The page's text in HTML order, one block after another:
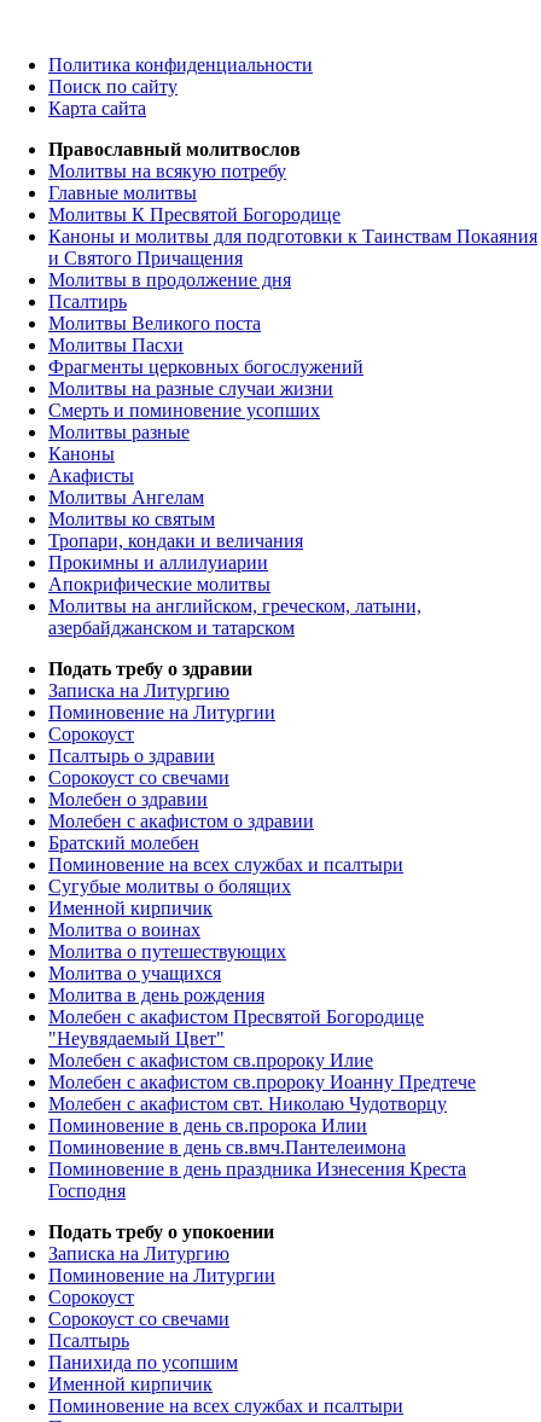
Политика конфиденциальности
Поиск по сайту
Карта сайта
Православный молитвослов
Молитвы на всякую потребу
Главные молитвы
Молитвы К Пресвятой Богородице
Каноны и молитвы для подготовки к Таинствам Покаяния
и Святого Причащения
Молитвы в продолжение дня
Псалтирь
Молитвы Великого поста
Молитвы Пасхи
Фрагменты церковных богослужений
Молитвы на разные случаи жизни
Смерть и поминовение усопших
Молитвы разные
Каноны
Акафисты
Молитвы Ангелам
Молитвы ко святым
Тропари, кондаки и величания
Прокимны и аллилуиарии
Апокрифические молитвы
Молитвы на английском, греческом, латыни,
азербайджанском и татарском
Подать требу о здравии
Записка на Литургию
Поминовение на Литургии
Сорокоуст
Псалтырь о здравии
Сорокоуст со свечами
Молебен о здравии
Молебен с акафистом о здравии
Братский молебен
Поминовение на всех службах и псалтыри
Сугубые молитвы о болящих
Именной кирпичик
Молитва о воинах
Молитва о путешествующих
Молитва о учащихся
Молитва в день рождения
Молебен с акафистом Пресвятой Богородице
"Неувядаемый Цвет"
Молебен с акафистом св.пророку Илие
Молебен с акафистом св.пророку Иоанну Предтече
Молебен с акафистом свт. Николаю Чудотворцу
Поминовение в день св.пророка Илии
Поминовение в день св.вмч.Пантелеимона
Поминовение в день праздника Изнесения Креста
Господня
Подать требу о упокоении
Записка на Литургию
Поминовение на Литургии
Сорокоуст
Сорокоуст со свечами
Псалтырь
Панихида по усопшим
Именной кирпичик
Поминовение на всех службах и псалтыри